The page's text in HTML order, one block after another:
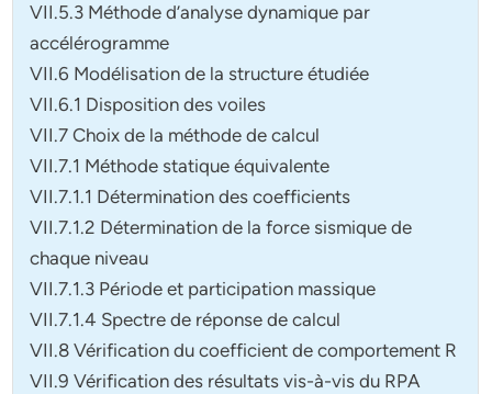
VII.5.3 Méthode d’analyse dynamique par
accélérogramme
VII.6 Modélisation de la structure étudiée
VII.6.1 Disposition des voiles
VII.7 Choix de la méthode de calcul
VII.7.1 Méthode statique équivalente
VII.7.1.1 Détermination des coefficients
VII.7.1.2 Détermination de la force sismique de
chaque niveau
VII.7.1.3 Période et participation massique
VII.7.1.4 Spectre de réponse de calcul
VII.8 Vérification du coefficient de comportement R
VII.9 Vérification des résultats vis-à-vis du RPA